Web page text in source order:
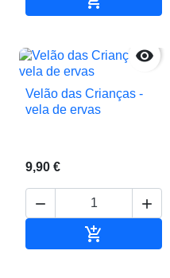

Velão das Crianças -
vela de ervas
9,90 €
 
